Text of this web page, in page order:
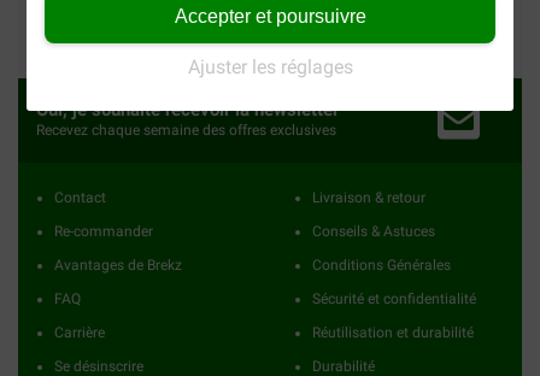
Accepter et poursuivre
Ajuster les réglages
Oui, je souhaite recevoir la newsletter
Recevez chaque semaine des offres exclusives
Contact
Re-commander
Avantages de Brekz
FAQ
Carrière
Se désinscrire
Livraison & retour
Conseils & Astuces
Conditions Générales
Sécurité et confidentialité
Réutilisation et durabilité
Durabilité